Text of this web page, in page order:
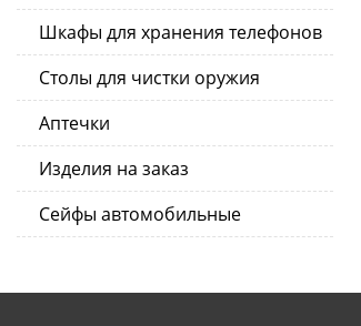
Шкафы для хранения телефонов
Столы для чистки оружия
Аптечки
Изделия на заказ
Сейфы автомобильные